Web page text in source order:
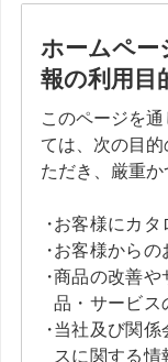
ホームペー
報の利用目
このページを
ては、次の目
ただき、厳重か
お客様にカタ
お客様からの
商品の改善や
品・サービス
当社及び関
スに関する